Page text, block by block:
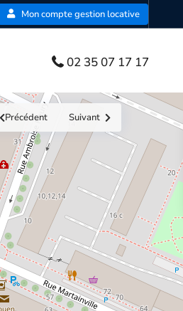
Mon compte gestion locative
02 35 07 17 17
Précédent Suivant